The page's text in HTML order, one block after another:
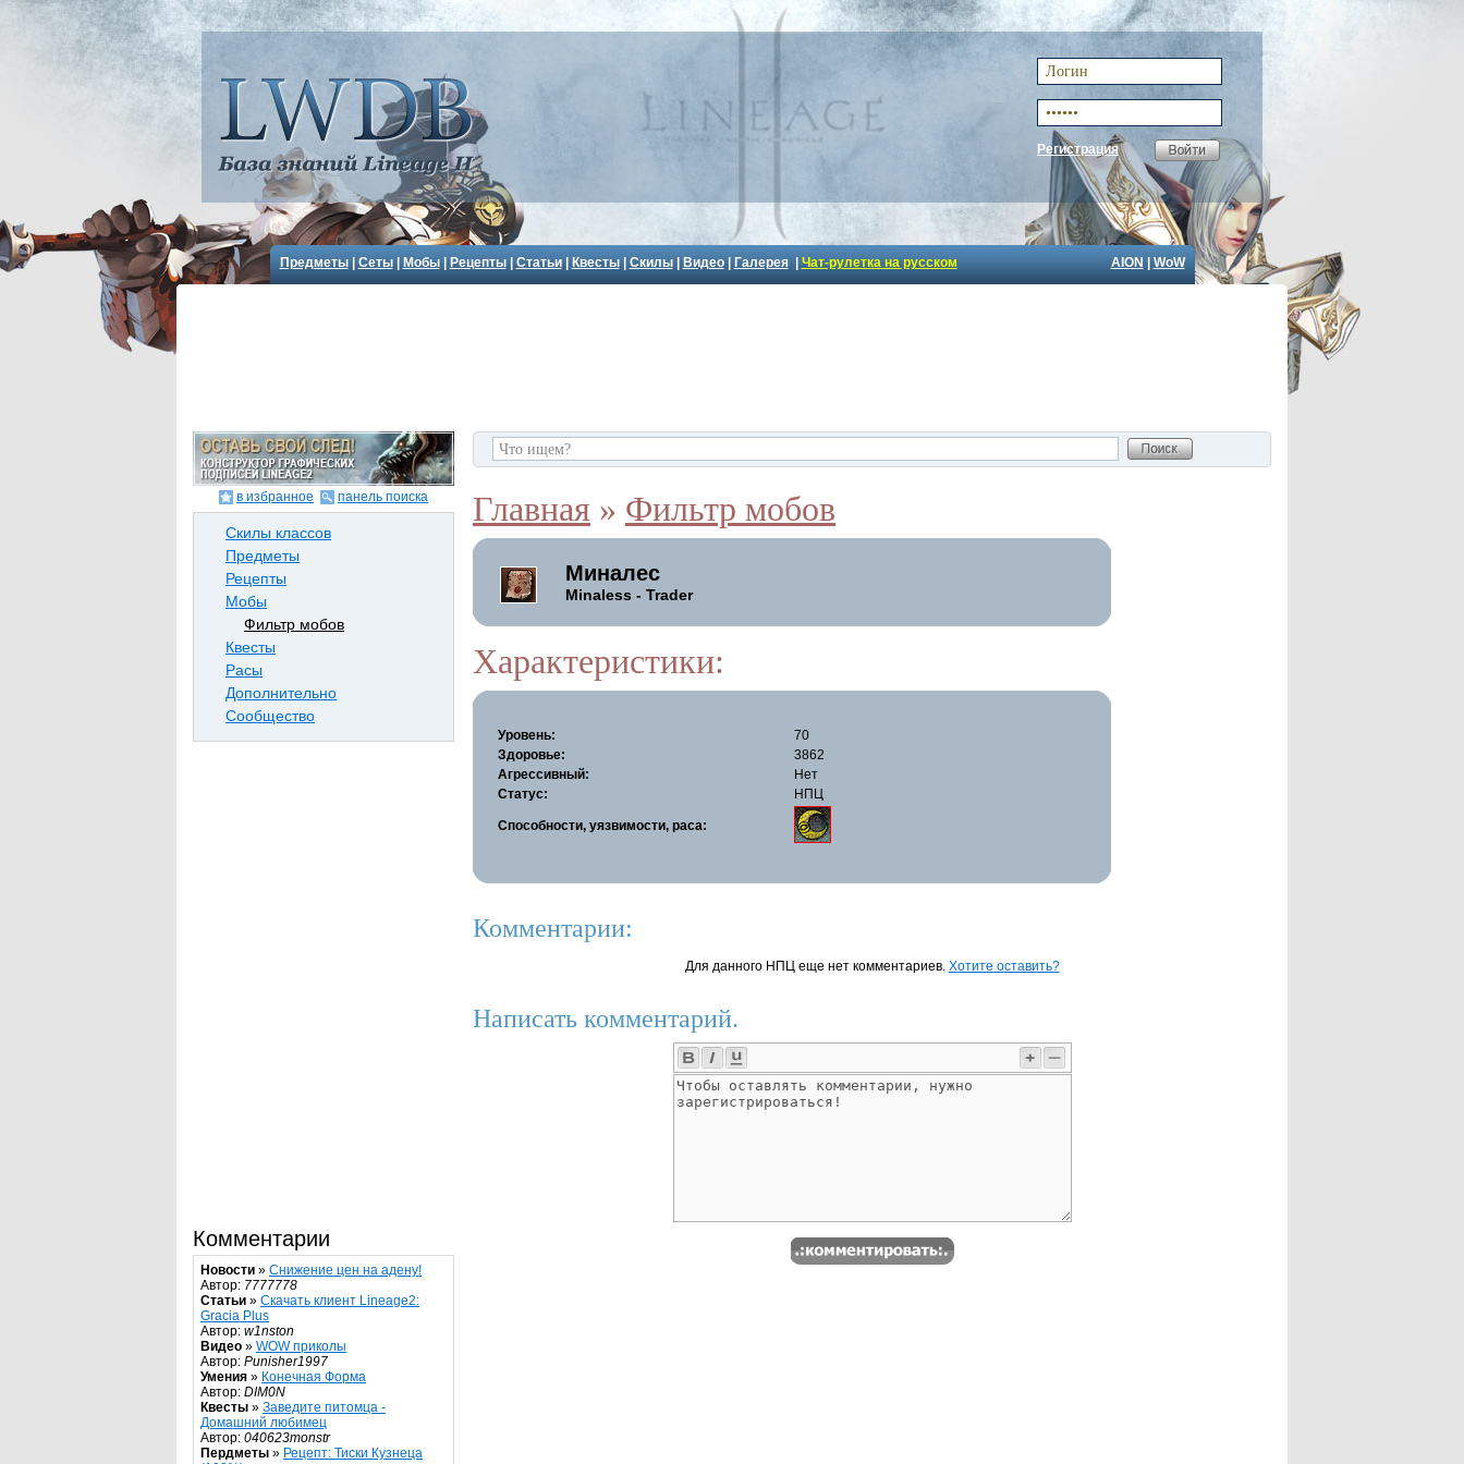
Регистрация
Предметы| Сеты| Мобы| Рецепты| Статьи| Квесты| Скилы| Видео| Галерея| Чат-рулетка на русском AION WoW
в избранное панель поиска
Скилы классов
Предметы
Рецепты
Мобы
Фильтр мобов
Квесты
Расы
Дополнительно
Сообщество
Комментарии
Новости » Снижение цен на адену!
Автор: 7777778
Статьи » Скачать клиент Lineage2:
Gracia Plus
Автор: w1nston
Видео » WOW приколы
Автор: Punisher1997
Умения » Конечная Форма
Автор: DIM0N
Квесты » Заведите питомца -
Домашний любимец
Автор: 040623monstr
Пердметы » Рецепт: Тиски Кузнеца
Главная » Фильтр мобов
Миналес
Minaless - Trader
Характеристики:
Уровень:
70
Здоровье:
3862
Агрессивный:
Нет
Статус:
НПЦ
Способности, уязвимости, раса:
Комментарии:
Для данного НПЦ еще нет комментариев. Хотите оставить?
Написать комментарий.